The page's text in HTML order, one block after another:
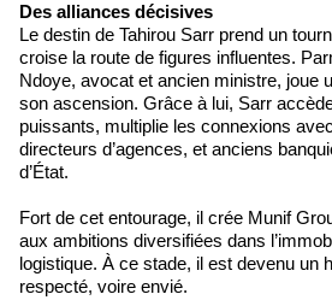
Des alliances décisives
Le destin de Tahirou Sarr prend un
croise la route de figures influentes.
Ndoye, avocat et ancien ministre, joue
son ascension. Grâce à lui, Sarr
puissants, multiplie les connexions
directeurs d’agences, et anciens
d’État.
Fort de cet entourage, il crée Munif
aux ambitions diversifiées dans
logistique. À ce stade, il est devenu un
respecté, voire envié.